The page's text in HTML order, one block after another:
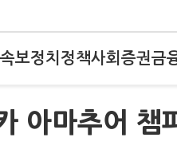
속보정치 정책사회 증권금
아마추어 챔